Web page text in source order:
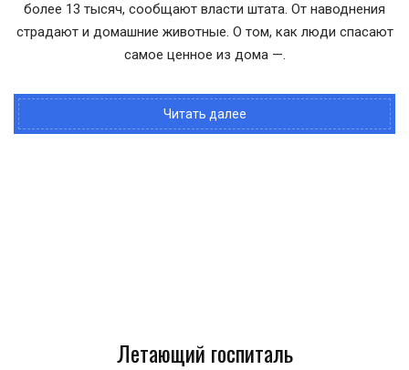
более 13 тысяч, сообщают власти штата. От наводнения
страдают и домашние животные. О том, как люди спасают
самое ценное из дома —.
Читать далее
Летающий госпиталь